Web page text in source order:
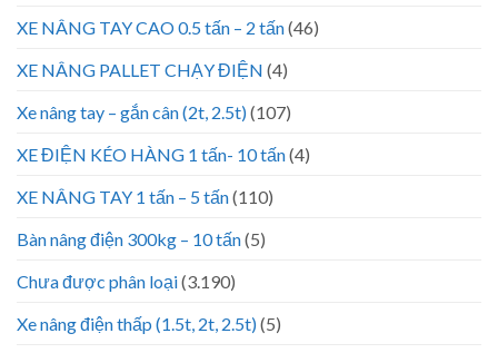
XE NÂNG TAY CAO 0.5 tấn – 2 tấn(46)
XE NÂNG PALLET CHẠY ĐIỆN (4)
Xe nâng tay – gắn cân (2t, 2.5t)(107)
XE ĐIỆN KÉO HÀNG 1 tấn- 10 tấn(4)
XE NÂNG TAY 1 tấn – 5 tấn(110)
Bàn nâng điện 300kg – 10 tấn(5)
Chưa được phân loại(3.190)
Xe nâng điện thấp (1.5t, 2t, 2.5t)(5)